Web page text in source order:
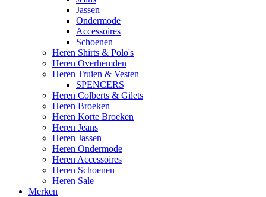
Jassen
Ondermode
Accessoires
Schoenen
Heren Shirts & Polo's
Heren Overhemden
Heren Truien & Vesten
SPENCERS
Heren Colberts & Gilets
Heren Broeken
Heren Korte Broeken
Heren Jeans
Heren Jassen
Heren Ondermode
Heren Accessoires
Heren Schoenen
Heren Sale
Merken